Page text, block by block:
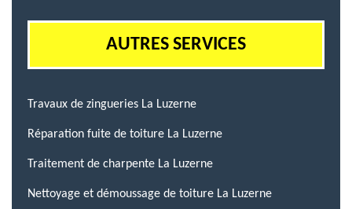
AUTRES SERVICES
Travaux de zingueries La Luzerne
Réparation fuite de toiture La Luzerne
Traitement de charpente La Luzerne
Nettoyage et démoussage de toiture La Luzerne